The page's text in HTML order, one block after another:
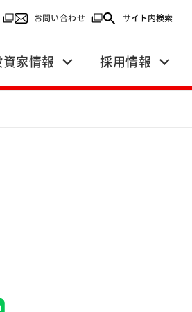
（別ウィンドウで開く）
お問い合わせ （別ウィンドウで開く）
サイト内検索
資家情報 採用情報